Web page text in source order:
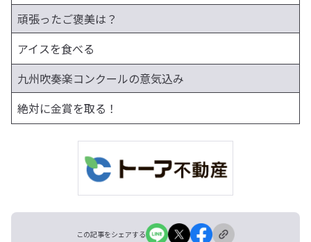
頑張ったご褒美は？
アイスを食べる
九州吹奏楽コンクールの意気込み
絶対に金賞を取る！
この記事をシェアする